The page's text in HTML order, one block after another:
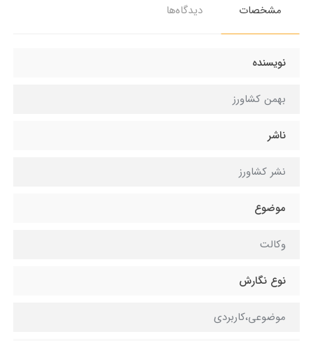
مشخصات دیدگاه‌ها
نویسنده
بهمن کشاورز
ناشر
نشر کشاورز
موضوع
وکالت
نوع نگارش
موضوعی،کاربردی